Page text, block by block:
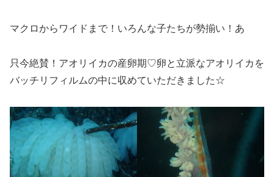
マクロからワイドまで！いろんな子たちが勢揃い！あ
只今絶賛！アオリイカの産卵期♡卵と立派なアオリイカを
バッチリフィルムの中に収めていただきました☆